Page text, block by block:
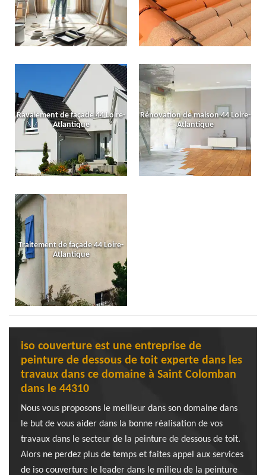
Ravalement de façade 44 Loire-
Atlantique
Rénovation de maison 44 Loire-
Atlantique
Traitement de façade 44 Loire-
Atlantique
iso couverture est une entreprise de
peinture de dessous de toit experte dans les
travaux dans ce domaine à Saint Colomban
dans le 44310
Nous vous proposons le meilleur dans son domaine dans
le but de vous aider dans la bonne réalisation de vos
travaux dans le secteur de la peinture de dessous de toit.
Alors ne perdez plus de temps et faites appel aux services
de iso couverture le leader dans le milieu de la peinture